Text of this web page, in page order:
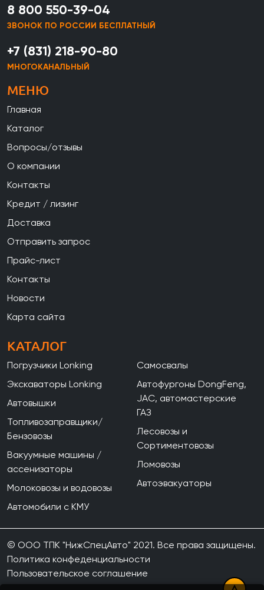
8 800 550-39-04
ЗВОНОК ПО РОССИИ БЕСПЛАТНЫЙ
+7 (831) 218-90-80
МНОГОКАНАЛЬНЫЙ
МЕНЮ
Главная
Каталог
Вопросы/отзывы
О компании
Контакты
Кредит / лизинг
Доставка
Отправить запрос
Прайс-лист
Контакты
Новости
Карта сайта
КАТАЛОГ
Погрузчики Lonking
Экскаваторы Lonking
Автовышки
Топливозаправщики/
Бензовозы
Вакуумные машины /
ассенизаторы
Молоковозы и водовозы
Автомобили с КМУ
Самосвалы
Автофургоны DongFeng,
JAC, автомастерские
ГАЗ
Лесовозы и
Сортиментовозы
Ломовозы
Автоэвакуаторы
© ООО ТПК "НижСпецАвто" 2021. Все права защищены.
Политика конфеденциальности
Пользовательское соглашение